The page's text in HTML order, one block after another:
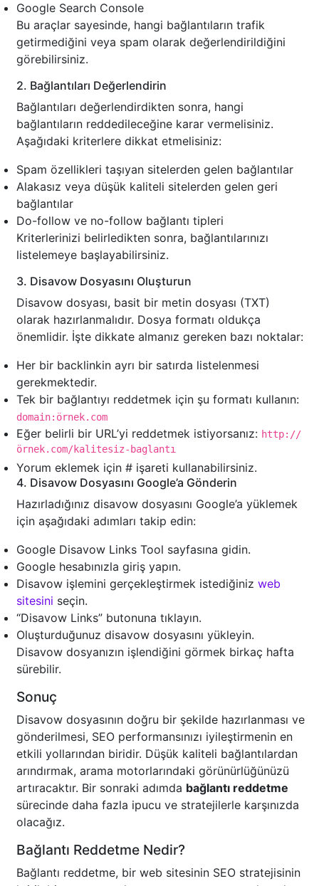
Google Search Console
Bu araçlar sayesinde, hangi bağlantıların trafik
getirmediğini veya spam olarak değerlendirildiğini
görebilirsiniz.
2. Bağlantıları Değerlendirin
Bağlantıları değerlendirdikten sonra, hangi
bağlantıların reddedileceğine karar vermelisiniz.
Aşağıdaki kriterlere dikkat etmelisiniz:
Spam özellikleri taşıyan sitelerden gelen bağlantılar
Alakasız veya düşük kaliteli sitelerden gelen geri
bağlantılar
Do-follow ve no-follow bağlantı tipleri
Kriterlerinizi belirledikten sonra, bağlantılarınızı
listelemeye başlayabilirsiniz.
3. Disavow Dosyasını Oluşturun
Disavow dosyası, basit bir metin dosyası (TXT)
olarak hazırlanmalıdır. Dosya formatı oldukça
önemlidir. İşte dikkate almanız gereken bazı noktalar:
Her bir backlinkin ayrı bir satırda listelenmesi
gerekmektedir.
Tek bir bağlantıyı reddetmek için şu formatı kullanın:
domain:örnek.com
Eğer belirli bir URL’yi reddetmek istiyorsanız: http://
örnek.com/kalitesiz-baglantı
Yorum eklemek için # işareti kullanabilirsiniz.
4. Disavow Dosyasını Google’a Gönderin
Hazırladığınız disavow dosyasını Google’a yüklemek
için aşağıdaki adımları takip edin:
Google Disavow Links Tool sayfasına gidin.
Google hesabınızla giriş yapın.
Disavow işlemini gerçekleştirmek istediğiniz web
sitesini seçin.
“Disavow Links” butonuna tıklayın.
Oluşturduğunuz disavow dosyasını yükleyin.
Disavow dosyanızın işlendiğini görmek birkaç hafta
sürebilir.
Sonuç
Disavow dosyasının doğru bir şekilde hazırlanması ve
gönderilmesi, SEO performansınızı iyileştirmenin en
etkili yollarından biridir. Düşük kaliteli bağlantılardan
arındırmak, arama motorlarındaki görünürlüğünüzü
artıracaktır. Bir sonraki adımda bağlantı reddetme
sürecinde daha fazla ipucu ve stratejilerle karşınızda
olacağız.
Bağlantı Reddetme Nedir?
Bağlantı reddetme, bir web sitesinin SEO stratejisinin